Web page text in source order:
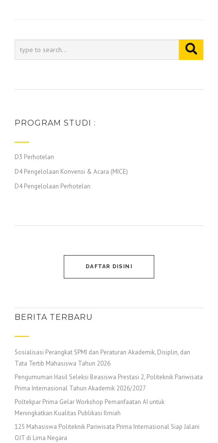
PROGRAM STUDI :
D3 Perhotelan
D4 Pengelolaan Konvensi & Acara (MICE)
D4 Pengelolaan Perhotelan
DAFTAR DISINI
BERITA TERBARU
Sosialisasi Perangkat SPMI dan Peraturan Akademik, Disiplin, dan
Tata Tertib Mahasiswa Tahun 2026
Pengumuman Hasil Seleksi Beasiswa Prestasi 2, Politeknik Pariwisata
Prima Internasional Tahun Akademik 2026/2027
Poltekpar Prima Gelar Workshop Pemanfaatan AI untuk
Meningkatkan Kualitas Publikasi Ilmiah
125 Mahasiswa Politeknik Pariwisata Prima Internasional Siap Jalani
OJT di Lima Negara